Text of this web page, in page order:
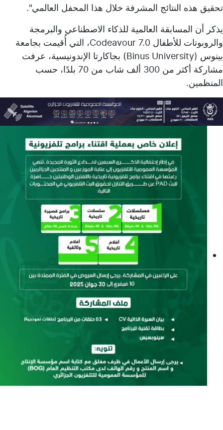
تحقيق هذه النتائج المشرفة خلال هذا المحفل العالمي".
يذكر أن المسابقة العالمية للذكاء الاصطناعي والبرمجة
والروبوتات للأطفال Codeavour 7.0، التي أُقيمت بجامعة
بينوس (Binus University) بجاكارتا الإندونيسية، عرفت
مشاركة أكثر من 300 ألف شاب من 70 بلدًا، حسب
المنظمين.